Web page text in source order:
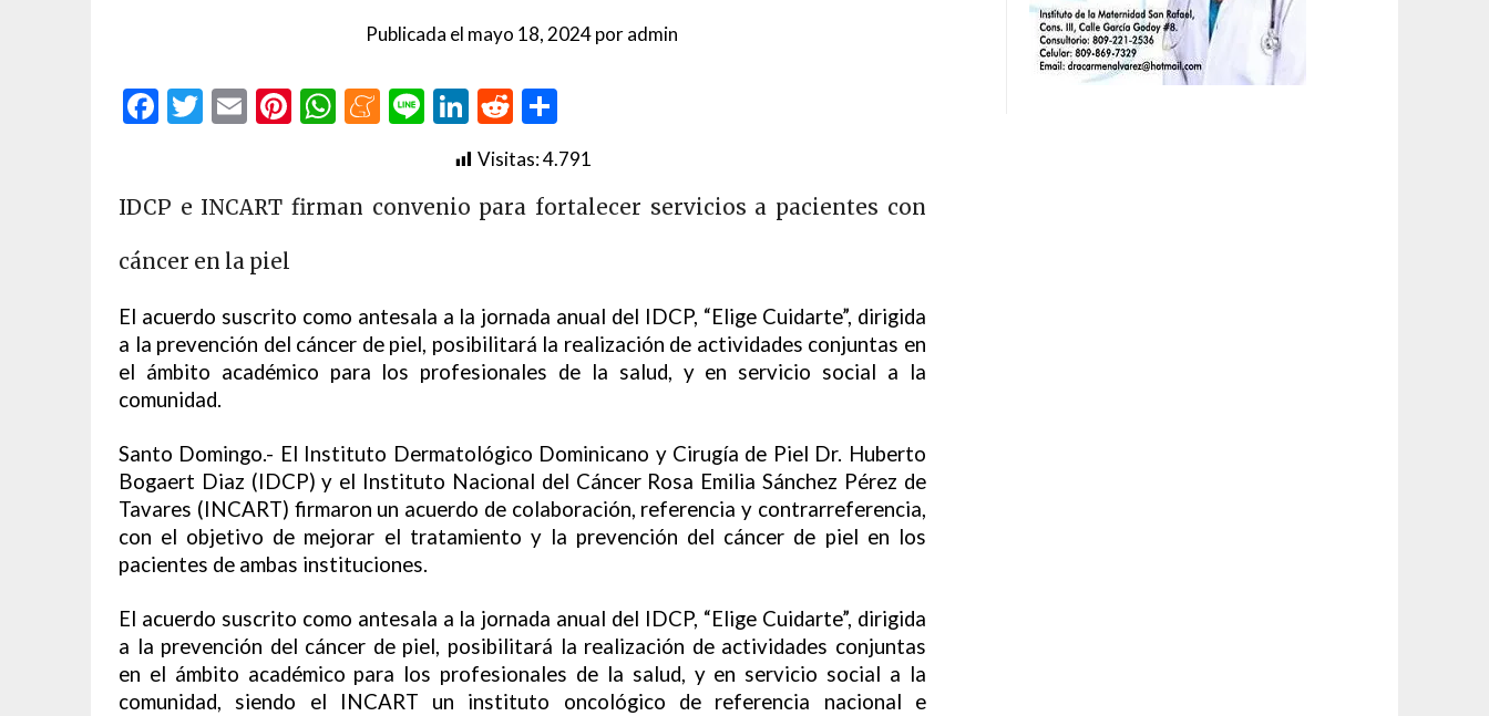
Publicada el mayo 18, 2024poradmin
Facebook
Twitter
EmailPinterest
WhatsApp
Meneame
LineLinkedIn
Reddit
Visitas:4.791
IDCP e INCART firman convenio para fortalecer servicios a pacientes con
cáncer en la piel
El acuerdo suscrito como antesala a la jornada anual del IDCP, “Elige Cuidarte”, dirigida
a la prevención del cáncer de piel, posibilitará la realización de actividades conjuntas en
el ámbito académico para los profesionales de la salud, y en servicio social a la
comunidad.
Santo Domingo.- El Instituto Dermatológico Dominicano y Cirugía de Piel Dr. Huberto
Bogaert Diaz (IDCP) y el Instituto Nacional del Cáncer Rosa Emilia Sánchez Pérez de
Tavares (INCART) firmaron un acuerdo de colaboración, referencia y contrarreferencia,
con el objetivo de mejorar el tratamiento y la prevención del cáncer de piel en los
pacientes de ambas instituciones.
El acuerdo suscrito como antesala a la jornada anual del IDCP, “Elige Cuidarte”, dirigida
a la prevención del cáncer de piel, posibilitará la realización de actividades conjuntas
en el ámbito académico para los profesionales de la salud, y en servicio social a la
comunidad, siendo el INCART un instituto oncológico de referencia nacional e